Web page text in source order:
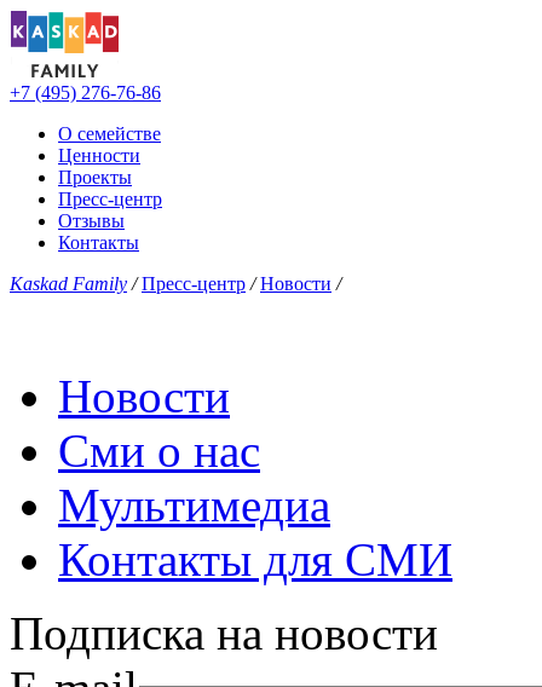
+7 (495) 276-76-86
О семействе
Ценности
Проекты
Пресс-центр
Отзывы
Контакты
Kaskad Family / Пресс-центр / Новости /
Новости
Сми о нас
Мультимедиа
Контакты для СМИ
Подписка на новости